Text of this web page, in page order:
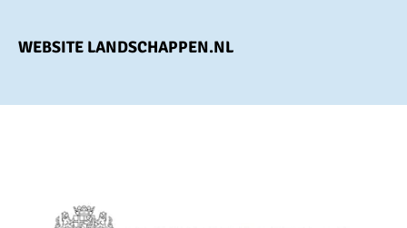
WEBSITE LANDSCHAPPEN.NL